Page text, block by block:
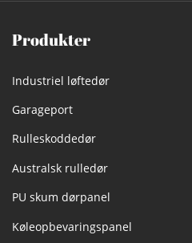
Produkter
Industriel løftedør
Garageport
Rulleskoddedør
Australsk rulledør
PU skum dørpanel
Køleopbevaringspanel